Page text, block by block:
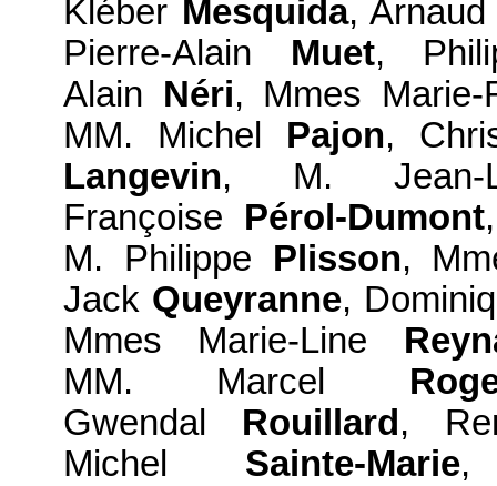
Kléber Mesquida,
Pierre-Alain Muet,
Alain Néri, Mmes
MM. Michel Pajon,
Langevin, M.
Françoise Pérol-Dumont
M. Philippe Plisson,
Jack Queyranne,
Mmes Marie-Line
MM. Marcel
Gwendal Rouillard ,
Michel Sainte-Marie,